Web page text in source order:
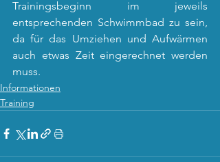
Trainingsbeginn im jeweils
entsprechenden Schwimmbad zu sein,
da für das Umziehen und Aufwärmen
auch etwas Zeit eingerechnet werden
muss.
Informationen
Training